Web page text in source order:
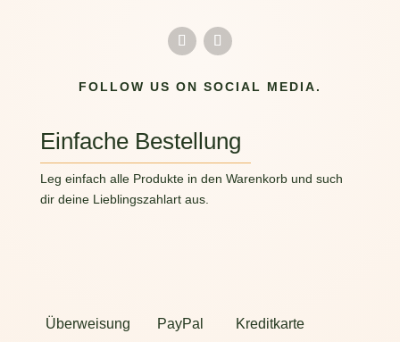
FOLLOW US ON SOCIAL MEDIA.
Einfache Bestellung
Leg einfach alle Produkte in den Warenkorb und such
dir deine Lieblingszahlart aus.
Überweisung PayPal Kreditkarte